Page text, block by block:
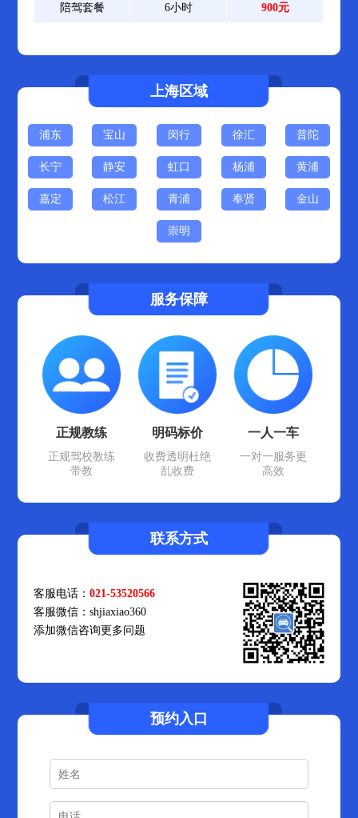
陪驾套餐 6小时 900元
上海区域
浦东 宝山 闵行 徐汇 普陀
长宁 静安 虹口 杨浦 黄浦
嘉定 松江 青浦 奉贤 金山
崇明
服务保障
正规教练
正规驾校教练
带教
明码标价
收费透明杜绝
乱收费
一人一车
一对一服务更
高效
联系方式
客服电话：021-53520566
客服微信：shjiaxiao360
添加微信咨询更多问题
预约入口